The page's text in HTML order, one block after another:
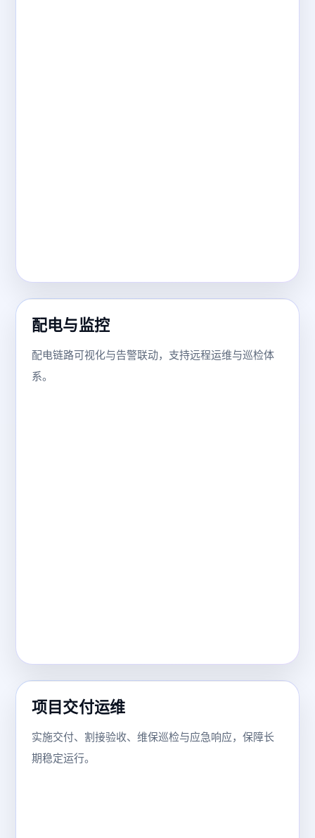
配电与监控
配电链路可视化与告警联动，支持远程运维与巡检体
系。
项目交付运维
实施交付、割接验收、维保巡检与应急响应，保障长
期稳定运行。